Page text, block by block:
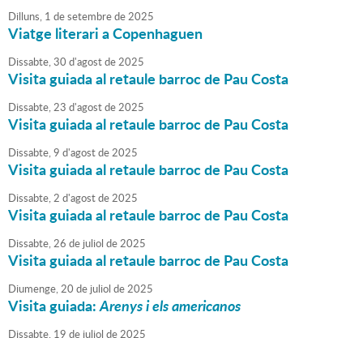
Dilluns, 1 desetembrede2025
Viatge literari a Copenhaguen
Dissabte,30 d'agostde2025
Visita guiada al retaule barroc de Pau Costa
Dissabte,23 d'agostde2025
Visita guiada al retaule barroc de Pau Costa
Dissabte,9 d'agostde2025
Visita guiada al retaule barroc de Pau Costa
Dissabte,2 d'agostde2025
Visita guiada al retaule barroc de Pau Costa
Dissabte,26 de juliol de2025
Visita guiada al retaule barroc de Pau Costa
Diumenge,20 de juliol de2025
Visita guiada:Arenys i els americanos
Dissabte, 19 de juliol de2025